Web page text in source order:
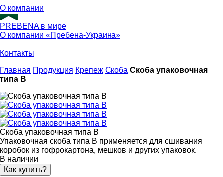
О компании
PREBENA в мире
О компании «Пребена-Украина»
Контакты
Главная Продукция Крепеж Скоба Скоба упаковочная
типа B
Скоба упаковочная типа B
Упаковочная скоба типа B применяется для сшивания
коробок из гофрокартона, мешков и других упаковок.
В наличии
Как купить?